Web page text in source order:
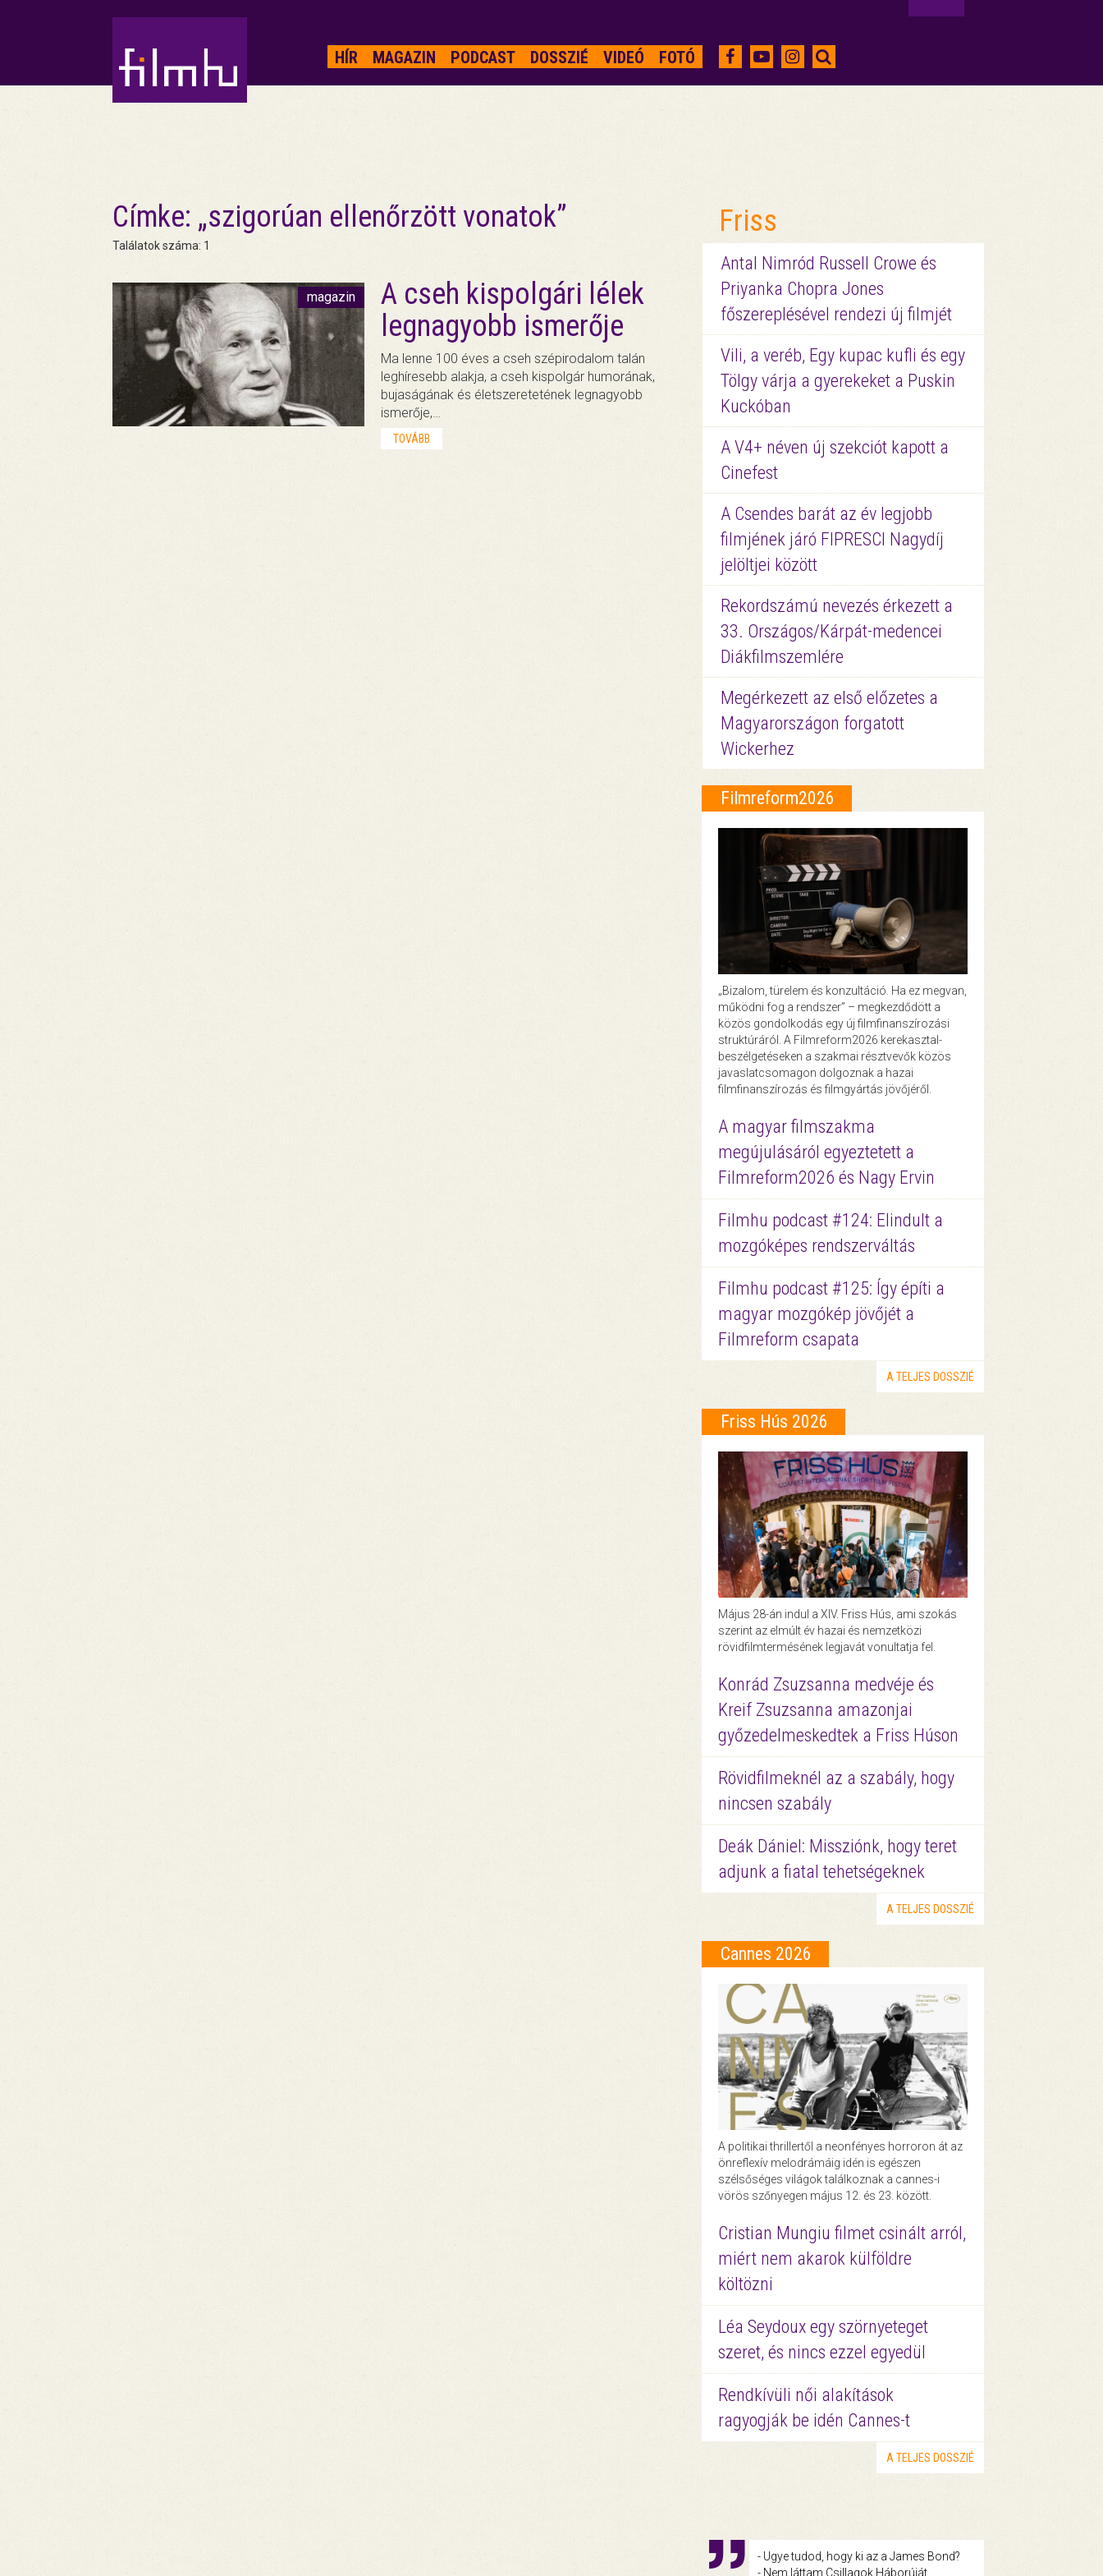
HÍR MAGAZIN PODCAST DOSSZIÉ VIDEÓ FOTÓ
Címke: „szigorúan ellenőrzött vonatok”
Találatok száma: 1
magazin
A cseh kispolgári lélek
legnagyobb ismerője
Ma lenne 100 éves a cseh szépirodalom talán
leghíresebb alakja, a cseh kispolgár humorának,
bujaságának és életszeretetének legnagyobb
ismerője,…
TOVÁBB
Friss
Antal Nimród Russell Crowe és
Priyanka Chopra Jones
főszereplésével rendezi új filmjét
Vili, a veréb, Egy kupac kufli és egy
Tölgy várja a gyerekeket a Puskin
Kuckóban
A V4+ néven új szekciót kapott a
Cinefest
A Csendes barát az év legjobb
filmjének járó FIPRESCI Nagydíj
jelöltjei között
Rekordszámú nevezés érkezett a
33. Országos/Kárpát-medencei
Diákfilmszemlére
Megérkezett az első előzetes a
Magyarországon forgatott
Wickerhez
Filmreform2026
„Bizalom, türelem és konzultáció. Ha ez megvan,
működni fog a rendszer” – megkezdődött a
közös gondolkodás egy új filmfinanszírozási
struktúráról. A Filmreform2026 kerekasztal-
beszélgetéseken a szakmai résztvevők közös
javaslatcsomagon dolgoznak a hazai
filmfinanszírozás és filmgyártás jövőjéről.
A magyar filmszakma
megújulásáról egyeztetett a
Filmreform2026 és Nagy Ervin
Filmhu podcast #124: Elindult a
mozgóképes rendszerváltás
Filmhu podcast #125: Így építi a
magyar mozgókép jövőjét a
Filmreform csapata
A TELJES DOSSZIÉ
Friss Hús 2026
Május 28-án indul a XIV. Friss Hús, ami szokás
szerint az elmúlt év hazai és nemzetközi
rövidfilmtermésének legjavát vonultatja fel.
Konrád Zsuzsanna medvéje és
Kreif Zsuzsanna amazonjai
győzedelmeskedtek a Friss Húson
Rövidfilmeknél az a szabály, hogy
nincsen szabály
Deák Dániel: Missziónk, hogy teret
adjunk a fiatal tehetségeknek
A TELJES DOSSZIÉ
Cannes 2026
A politikai thrillertől a neonfényes horroron át az
önreflexív melodrámáig idén is egészen
szélsőséges világok találkoznak a cannes-i
vörös szőnyegen május 12. és 23. között.
Cristian Mungiu filmet csinált arról,
miért nem akarok külföldre
költözni
Léa Seydoux egy szörnyeteget
szeret, és nincs ezzel egyedül
Rendkívüli női alakítások
ragyogják be idén Cannes-t
A TELJES DOSSZIÉ
- Ugye tudod, hogy ki az a James Bond?
- Nem láttam Csillagok Háborúját.